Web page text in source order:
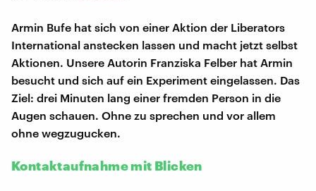
Armin Bufe hat sich von einer Aktion der Liberators
International anstecken lassen und macht jetzt selbst
Aktionen. Unsere Autorin Franziska Felber hat Armin
besucht und sich auf ein Experiment eingelassen. Das
Ziel: drei Minuten lang einer fremden Person in die
Augen schauen. Ohne zu sprechen und vor allem
ohne wegzugucken.
Kontaktaufnahme mit Blicken